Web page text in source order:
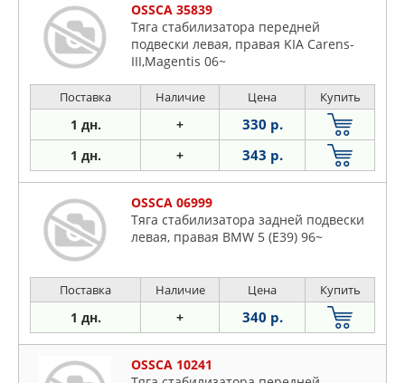
Fiat
Ford
Hyundai
Isuzu
KIA
Mitsubishi
Opel
Peugeot
Plymouth
Porsche
Proton
Renault
Saab
OSSCA 35839
Тяга стабилизатора передней
подвески левая, правая KIA Carens-
III,Magentis 06~
Поставка Наличие Цена Купить
1 дн. + 330 р.
1 дн. + 343 р.
OSSCA 06999
Тяга стабилизатора задней подвески
левая, правая BMW 5 (E39) 96~
Поставка Наличие Цена Купить
1 дн. + 340 р.
OSSCA 10241